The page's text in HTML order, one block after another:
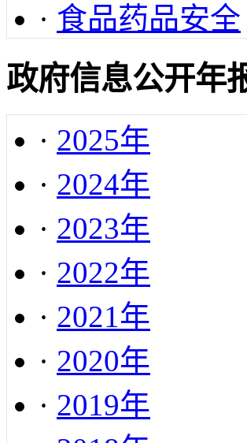
· 食品药品安全
政府信息公开年
· 2025年
· 2024年
· 2023年
· 2022年
· 2021年
· 2020年
· 2019年